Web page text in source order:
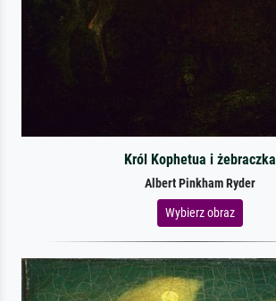
Król Kophetua i żebraczka
Albert Pinkham Ryder
Wybierz obraz